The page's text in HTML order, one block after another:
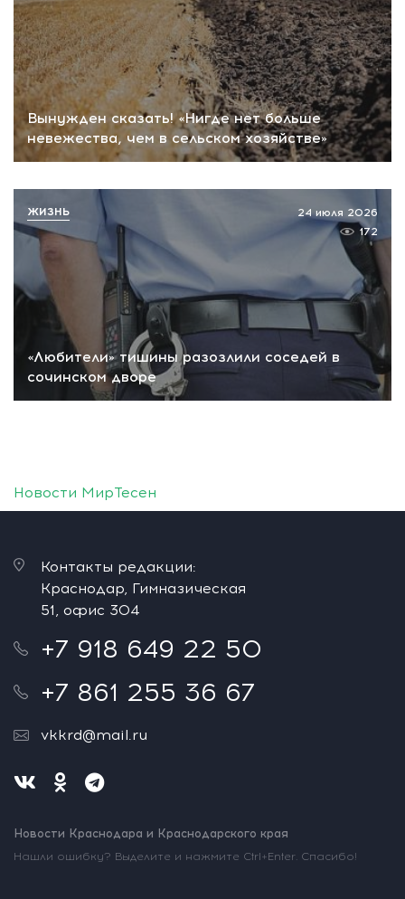
Вынужден сказать! «Нигде нет больше
невежества, чем в сельском хозяйстве»
«Любители» тишины разозлили соседей в
сочинском дворе
24 июля 2026
172
ЖИЗНЬ
Новости МирТесен
Контакты редакции:
Краснодар, Гимназическая
51, офис 304
+7 918 649 22 50
+7 861 255 36 67
vkkrd@mail.ru
Новости Краснодара и Краснодарского края
Нашли ошибку? Выделите и нажмите Ctrl+Enter. Спасибо!